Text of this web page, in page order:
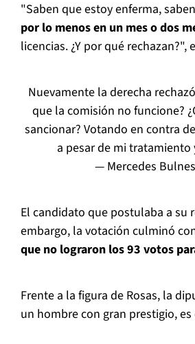
"Saben que estoy enferma,
por lo menos en un mes o dos
licencias. ¿Y por qué
Nuevamente la derecha
que la comisión no funcione?
sancionar? Votando en contra
a pesar de mi tratamiento
— Mercedes
El candidato que postulaba a su
embargo, la votación culminó
que no lograron los 93 votos
Frente a la figura de Rosas, la
un hombre con gran prestigio,